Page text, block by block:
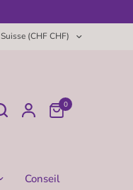
Suisse (CHF CHF)
0
Conseil